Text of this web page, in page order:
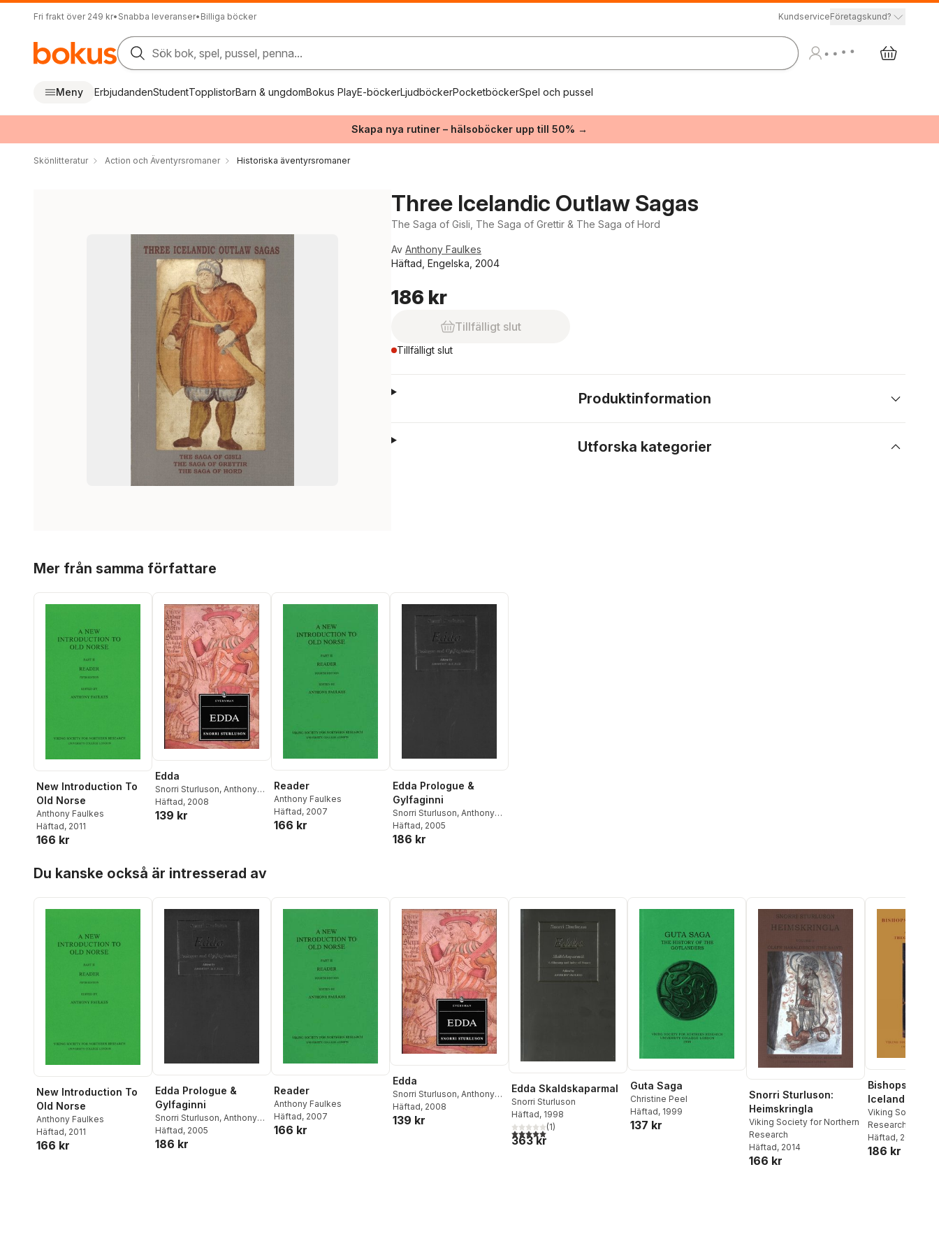
Fri frakt över 249 kr• Snabba leveranser• Billiga böcker KundserviceFöretagskund?
Sök bok, spel, pussel, penna...
Meny ErbjudandenStudentTopplistorBarn & ungdomBokus PlayE-böckerLjudböckerPocketböckerSpel och pussel
Skapa nya rutiner – hälsoböcker upp till 50% →
Skönlitteratur Action och Äventyrsromaner Historiska äventyrsromaner
Three Icelandic Outlaw Sagas
The Saga of Gisli, The Saga of Grettir & The Saga of Hord
Av Anthony Faulkes
Häftad, Engelska, 2004
186 kr
Tillfälligt slut
Tillfälligt slut
Produktinformation
Utforska kategorier
Mer från samma författare
New Introduction To
Old Norse
Anthony Faulkes
Häftad, 2011
166 kr
Edda
Snorri Sturluson, Anthony
Faulkes
Häftad, 2008
139 kr
Reader
Anthony Faulkes
Häftad, 2007
166 kr
Edda Prologue &
Gylfaginni
Snorri Sturluson, Anthony
Faulkes
Häftad, 2005
186 kr
Du kanske också är intresserad av
New Introduction To
Old Norse
Anthony Faulkes
Häftad, 2011
166 kr
Edda Prologue &
Gylfaginni
Snorri Sturluson, Anthony
Faulkes
Häftad, 2005
186 kr
Reader
Anthony Faulkes
Häftad, 2007
166 kr
Edda
Snorri Sturluson, Anthony
Faulkes
Häftad, 2008
139 kr
Edda Skaldskaparmal
Snorri Sturluson
Häftad, 1998
5,0utav 5 stjärnor. Totalt antal röster:
(1)
363 kr
Guta Saga
Christine Peel
Häftad, 1999
137 kr
Snorri Sturluson:
Heimskringla
Viking Society for Northern
Research
Häftad, 2014
166 kr
Bishops in
Iceland
Viking Society
Research
Häftad, 2021
186 kr